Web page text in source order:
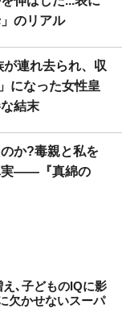
のリアル
連れ去られ、収
になった女性皇
結末
か?毒親と私を
実――『真綿の
､子どものIQに影
欠かせないスーパ